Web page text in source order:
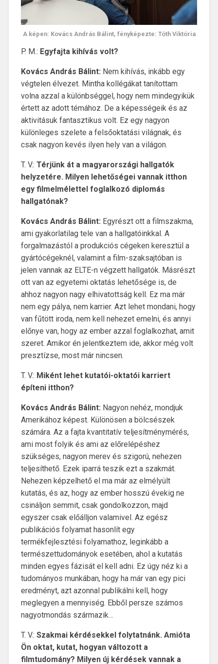
A képen: Kovács András Bálint, fényképezte: Tóth Viktória
P. M.: Egyfajta kihívás volt?
Kovács András Bálint: Nem kihívás, inkább egy
végtelen élvezet. Mintha kollégákat tanítottam
volna azzal a különbséggel, hogy nem mindegyikük
értett az adott témához. De a képességeik és az
aktivitásuk fantasztikus volt. Ez egy nagyon
különleges szelete a felsőoktatási világnak, és
csak nagyon kevés ilyen hely van a világon.
T. V.: Térjünk át a magyarországi hallgatók
helyzetére. Milyen lehetőségei vannak itthon
egy filmelmélettel foglalkozó diplomás
hallgatónak?
Kovács András Bálint: Egyrészt ott a filmszakma,
ami gyakorlatilag tele van a hallgatóinkkal. A
forgalmazástól a produkciós cégeken keresztül a
gyártócégeknél, valamint a film-szaksajtóban is
jelen vannak az ELTE-n végzett hallgatók. Másrészt
ott van az egyetemi oktatás lehetősége is, de
ahhoz nagyon nagy elhivatottság kell. Ez ma már
nem egy pálya, nem karrier. Azt lehet mondani, hogy
van fűtött iroda, nem kell nehezet emelni, és annyi
előnye van, hogy az ember azzal foglalkozhat, amit
szeret. Amikor én jelentkeztem ide, akkor még volt
presztízse, most már nincsen.
T. V.: Miként lehet kutatói-oktatói karriert
építeni itthon?
Kovács András Bálint: Nagyon nehéz, mondjuk
Amerikához képest. Különösen a bölcsészek
számára. Az a fajta kvantitatív teljesítménymérés,
ami most folyik és ami az előrelépéshez
szükséges, nagyon merev és szigorú, nehezen
teljesíthető. Ezek iparrá teszik ezt a szakmát.
Nehezen képzelhető el ma már az elmélyült
kutatás, és az, hogy az ember hosszú évekig ne
csináljon semmit, csak gondolkozzon, majd
egyszer csak előálljon valamivel. Az egész
publikációs folyamat hasonlít egy
termékfejlesztési folyamathoz, leginkább a
természettudományok esetében, ahol a kutatás
minden egyes fázisát el kell adni. Ez úgy néz ki a
tudományos munkában, hogy ha már van egy pici
eredményt, azt azonnal publikálni kell, hogy
meglegyen a mennyiség. Ebből persze számos
nagyotmondás származik…
T. V.: Szakmai kérdésekkel folytatnánk. Amióta
Ön oktat, kutat, hogyan változott a
filmtudomány? Milyen új kérdések vannak a